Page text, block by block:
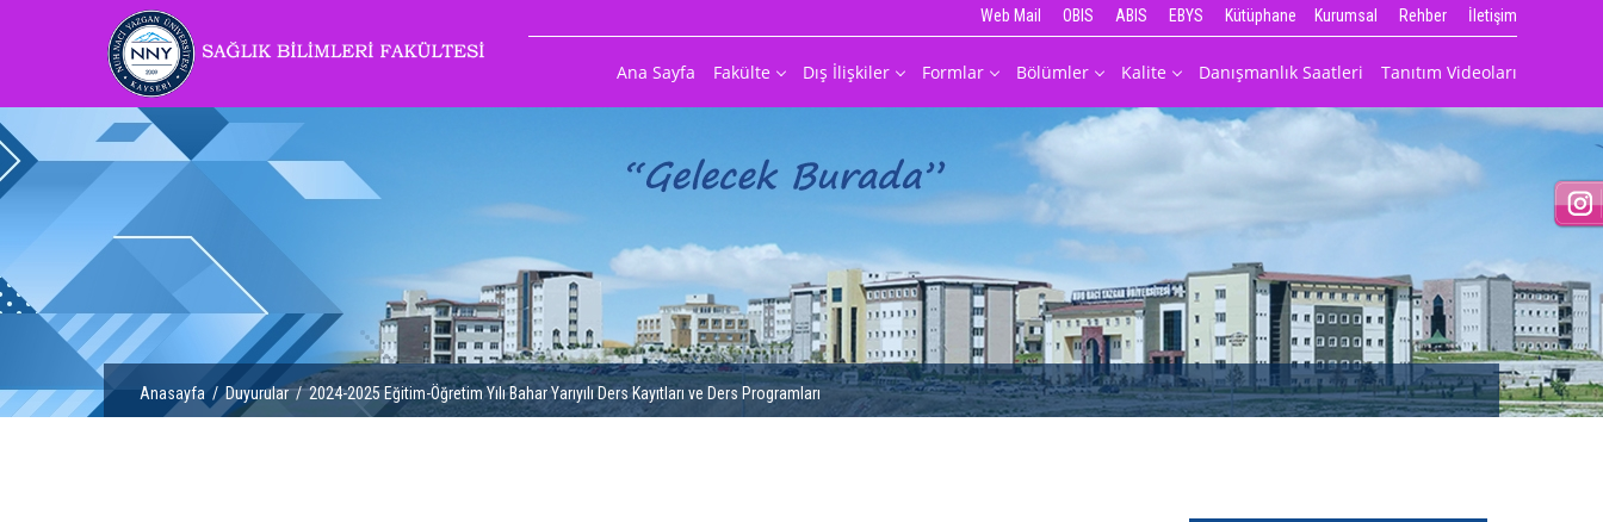
Web Mail OBIS ABIS EBYS Kütüphane Kurumsal Rehber İletişim
Ana Sayfa Fakülte Dış İlişkiler Formlar Bölümler Kalite Danışmanlık Saatleri Tanıtım Videoları
Anasayfa /Duyurular/ 2024-2025 Eğitim-Öğretim Yılı Bahar Yarıyılı Ders Kayıtları ve Ders Programları